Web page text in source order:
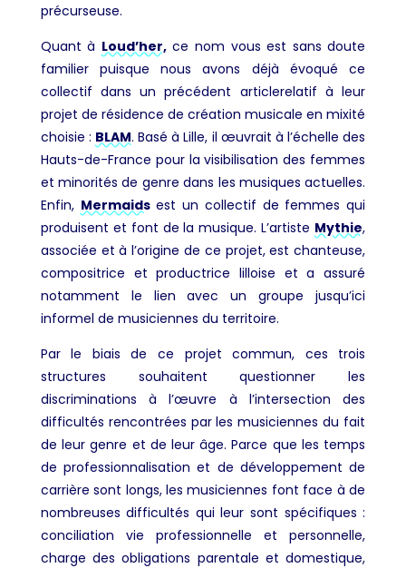
précurseuse.
Quant à Loud’her,ce nom vous est sans doute
familier puisque nous avons déjà évoqué ce
collectif dans un précédent articlerelatif à leur
projet de résidence de création musicale en mixité
choisie : BLAM. Basé à Lille, il œuvrait à l’échelle des
Hauts-de-France pour la visibilisation des femmes
et minorités de genre dans les musiques actuelles.
Enfin, Mermaidsest un collectif de femmes qui
produisent et font de la musique. L’artiste Mythie,
associée et à l’origine de ce projet, est chanteuse,
compositrice et productrice lilloise et a assuré
notamment le lien avec un groupe jusqu’ici
informel de musiciennes du territoire.
Par le biais de ce projet commun, ces trois
structures souhaitent questionner les
discriminations à l’œuvre à l’intersection des
difficultés rencontrées par les musiciennes du fait
de leur genre et de leur âge. Parce que les temps
de professionnalisation et de développement de
carrière sont longs, les musiciennes font face à de
nombreuses difficultés qui leur sont spécifiques :
conciliation vie professionnelle et personnelle,
charge des obligations parentale et domestique,